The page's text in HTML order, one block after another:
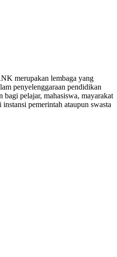
merupakan lembaga yang
penyelenggaraan pendidikan
bagi pelajar, mahasiswa, mayarakat
pemerintah ataupun swasta